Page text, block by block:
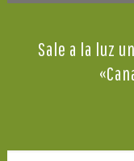
NATURALEZA Y
CENTRO DE
Sale a la luz